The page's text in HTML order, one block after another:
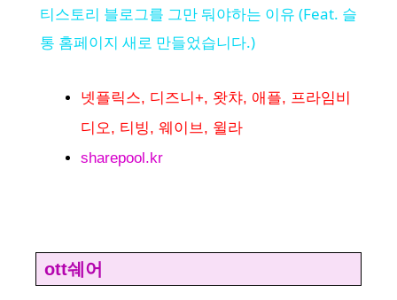
a
y
d
티스토리 블로그를 그만 둬야하는 이유 (Feat. 슬
통 홈페이지 새로 만들었습니다.)
넷플릭스, 디즈니+, 왓챠, 애플, 프라임비
디오, 티빙, 웨이브, 윌라
sharepool.kr
ott쉐어